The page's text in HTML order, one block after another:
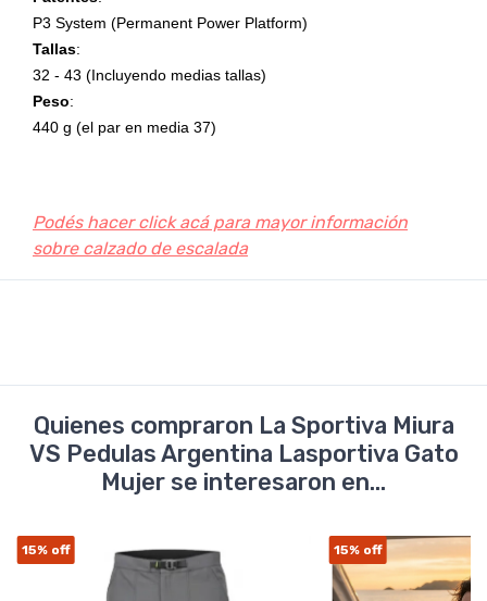
P3 System (Permanent Power Platform)
Tallas:
32 - 43 (Incluyendo medias tallas)
Peso:
440 g (el par en media 37)
Podés hacer click acá para mayor información
sobre calzado de escalada
Quienes compraron La Sportiva Miura
VS Pedulas Argentina Lasportiva Gato
Mujer se interesaron en...
15% off 15% off